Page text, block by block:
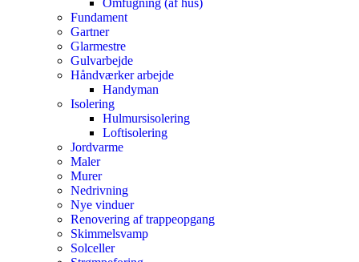
Omfugning (af hus)
Fundament
Gartner
Glarmestre
Gulvarbejde
Håndværker arbejde
Handyman
Isolering
Hulmursisolering
Loftisolering
Jordvarme
Maler
Murer
Nedrivning
Nye vinduer
Renovering af trappeopgang
Skimmelsvamp
Solceller